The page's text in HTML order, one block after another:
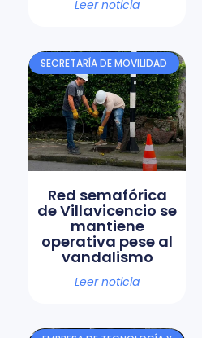
Leer noticia
SECRETARÍA DE MOVILIDAD
Red semafórica
de Villavicencio se
mantiene
operativa pese al
vandalismo
Leer noticia